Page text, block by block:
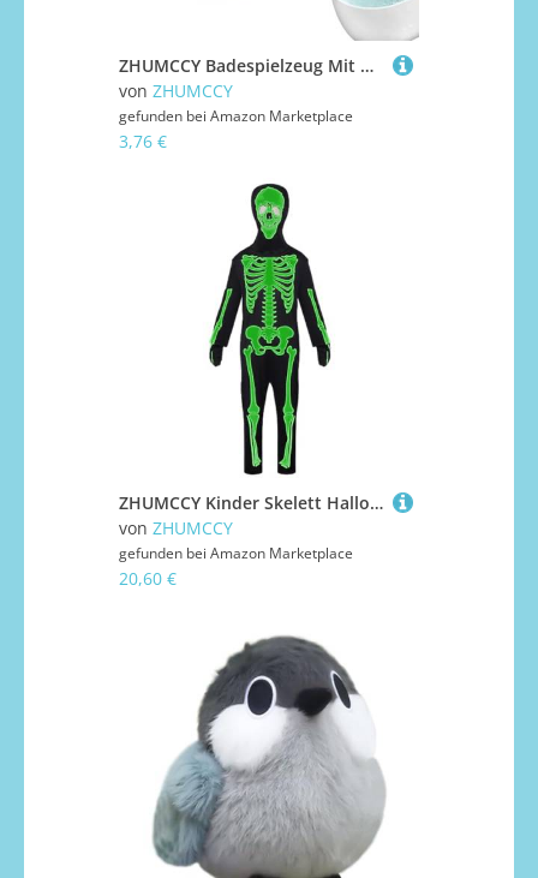
ZHUMCCY Badespielzeug Mit Aufziehmechanismus - Süßes Schwimmendes Baby Badespielzeug - Automatisches Tier Für 1-3 Jahre Badewanne Dusche Pool Geburtstag Weihnachten
von ZHUMCCY
gefunden bei Amazon Marketplace
3,76 €
ZHUMCCY Kinder Skelett Halloween Kostüm | Leuchtendes Skelett Overall Halloween Kostüm für Kinder | Karnevalszubehör Für Feste Events Kostümpartys Schule Maskenbälle
von ZHUMCCY
gefunden bei Amazon Marketplace
20,60 €